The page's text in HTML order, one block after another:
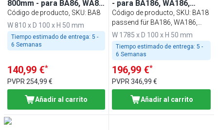
800mm - para BA86, WA86,
KA86, PA86 y EA86
Código de producto, SKU: BA8
W 810 x D 100 x H 50 mm
Tiempo estimado de entrega: 5 -
6 Semanas
140,99 €*
PVPR 254,99 €
Añadir al carrito
- para BA186, WA186,
KA186, PA186 y EA186
Código de producto, SKU: BA18
passend für BA186, WA186,
KA186, PA186 & EA186
W 1785 x D 100 x H 50 mm
Tiempo estimado de entrega: 5 -
6 Semanas
196,99 €*
PVPR346,99 €
Añadir al carrito